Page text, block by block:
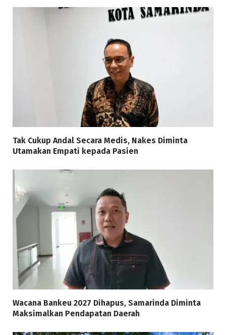
Tak Cukup Andal Secara Medis, Nakes Diminta
Utamakan Empati kepada Pasien
Wacana Bankeu 2027 Dihapus, Samarinda Diminta
Maksimalkan Pendapatan Daerah